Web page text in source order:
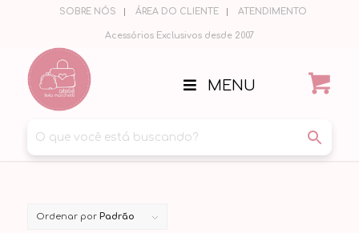
SOBRE NÓS ÁREA DO CLIENTE ATENDIMENTO
Acessórios Exclusivos desde 2007
MENU
Ordenar por Padrão